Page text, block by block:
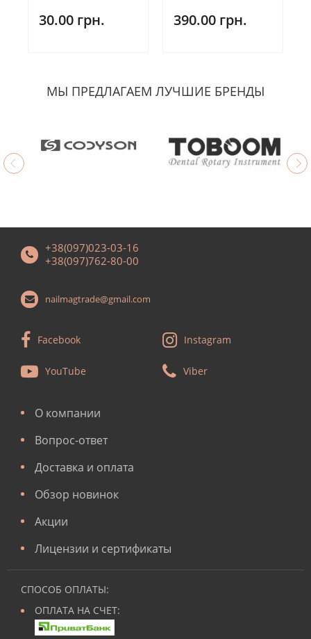
30.00 грн. 390.00 грн.
МЫ ПРЕДЛАГАЕМ ЛУЧШИЕ БРЕНДЫ
+38(097)023-03-16
+38(097)762-80-00
nailmagtrade@gmail.com
Facebook Instagram
YouTube Viber
О компании
Вопрос-ответ
Доставка и оплата
Обзор новинок
Акции
Лицензии и сертификаты
СПОСОБ ОПЛАТЫ:
ОПЛАТА НА СЧЕТ: